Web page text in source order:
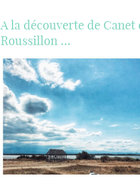
A la découverte de Canet
Roussillon …